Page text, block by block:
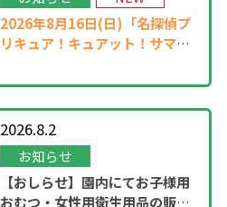
2026年8月16日(日)「名探偵プ
リキュア！キュアット！サマー
2026.8.2
お知らせ
【おしらせ】園内にてお子様用
おむつ・女性用衛生用品の販売